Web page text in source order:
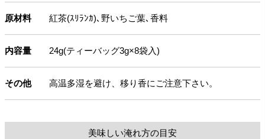
原材料 紅茶(ｽﾘﾗﾝｶ)､野いちご葉､香料
内容量 24g(ティーバッグ3g×8袋入)
その他 高温多湿を避け、移り香にご注意下さい。
美味しい淹れ方の目安